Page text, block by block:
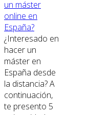
un máster
online en
España?
¿Interesado en
hacer un
máster en
España desde
la distancia? A
continuación,
te presento 5